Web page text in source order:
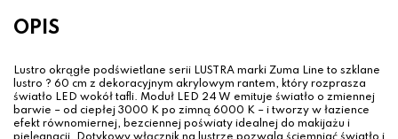
OPIS
Lustro okrągłe podświetlane serii LUSTRA marki Zuma Line to szklane
lustro ? 60 cm z dekoracyjnym akrylowym rantem, który rozprasza
światło LED wokół tafli. Moduł LED 24 W emituje światło o zmiennej
barwie – od ciepłej 3000 K po zimną 6000 K – i tworzy w łazience
efekt równomiernej, bezciennej poświaty idealnej do makijażu i